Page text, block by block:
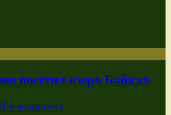
посетил озеро Байкал